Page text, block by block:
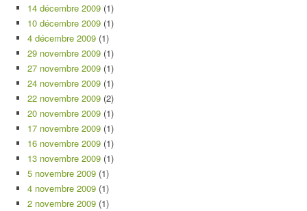
14 décembre 2009 (1)
10 décembre 2009 (1)
4 décembre 2009 (1)
29 novembre 2009 (1)
27 novembre 2009 (1)
24 novembre 2009 (1)
22 novembre 2009 (2)
20 novembre 2009 (1)
17 novembre 2009 (1)
16 novembre 2009 (1)
13 novembre 2009 (1)
5 novembre 2009 (1)
4 novembre 2009 (1)
2 novembre 2009 (1)